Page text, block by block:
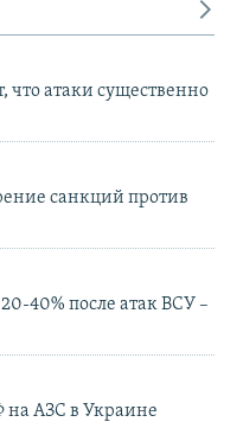
что атаки существенно
санкций против
40% после атак ВСУ –
на АЗС в Украине